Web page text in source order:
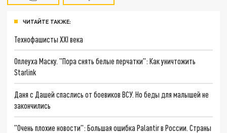
ЧИТАЙТЕ ТАКЖЕ:
Технофашисты XXI века
Оплеуха Маску. "Пора снять белые перчатки": Как уничтожить
Starlink
Даня с Дашей спаслись от боевиков ВСУ. Но беды для малышей не
закончились
"Очень плохие новости": Большая ошибка Palantir в России. Страны